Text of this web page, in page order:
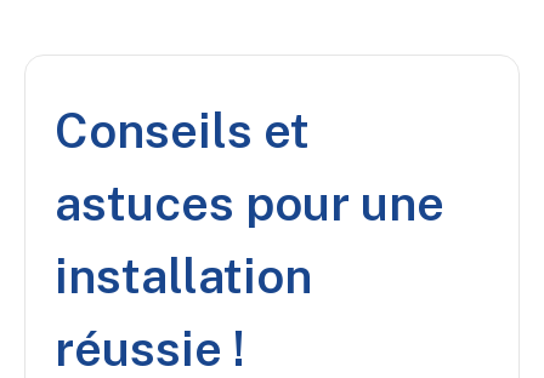
Conseils et
astuces pour une
installation
réussie !